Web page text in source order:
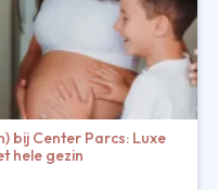
bij Center Parcs: Luxe
hele gezin